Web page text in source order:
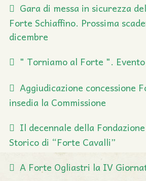
Gara di messa in sicurezza
Forte Schiaffino. Prossima
dicembre
" Torniamo al Forte ".
Aggiudicazione concessione
insedia la Commissione
Il decennale della
Storico di “Forte Cavalli”
A Forte Ogliastri la IV